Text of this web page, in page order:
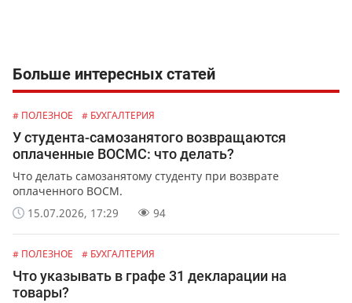
Больше интересных статей
# ПОЛЕЗНОЕ # БУХГАЛТЕРИЯ
У студента-самозанятого возвращаются
оплаченные ВОСМС: что делать?
Что делать самозанятому студенту при возврате
оплаченного ВОСМ.
15.07.2026, 17:29
94
# ПОЛЕЗНОЕ # БУХГАЛТЕРИЯ
Что указывать в графе 31 декларации на
товары?